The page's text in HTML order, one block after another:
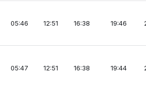
05:46 12:51 16:38 19:46
05:47 12:51 16:38 19:44